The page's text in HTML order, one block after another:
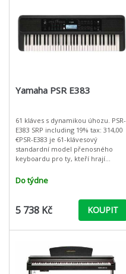
Yamaha PSR E383
61 kláves s dynamikou úhozu. PSR-
E383 SRP including 19% tax: 314,00
€PSR-E383 je 61-klávesový
standardní model přenosného
keyboardu pro ty, kteří hrají
vystupující hráče. Je plný všestr
Do týdne
5 738 Kč KOUPIT